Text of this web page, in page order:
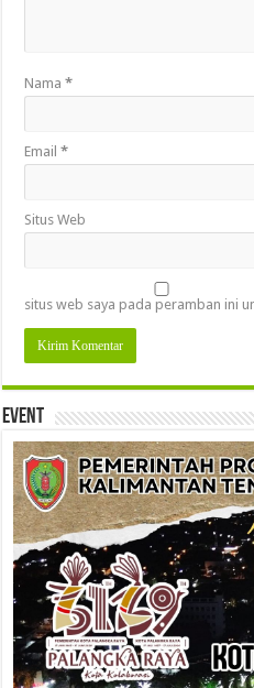
Nama*
Email*
Situs Web
situs web saya pada peramban ini
Event